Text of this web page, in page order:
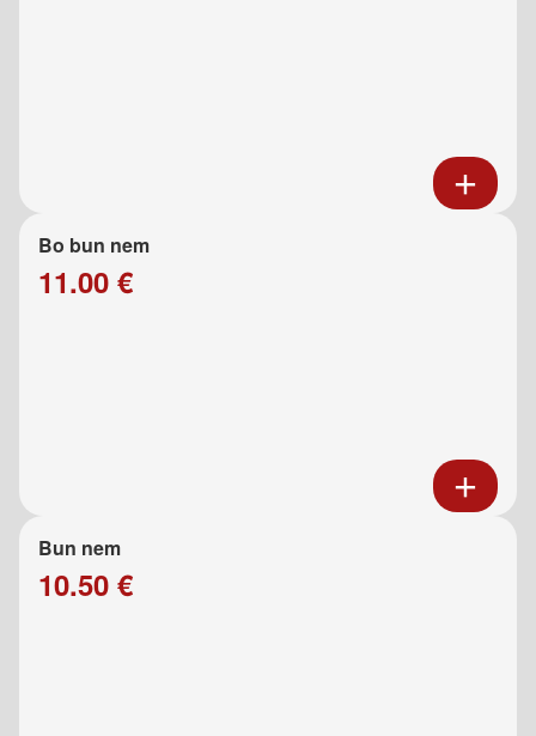
Bo bun nem
11.00 €
Bun nem
10.50 €